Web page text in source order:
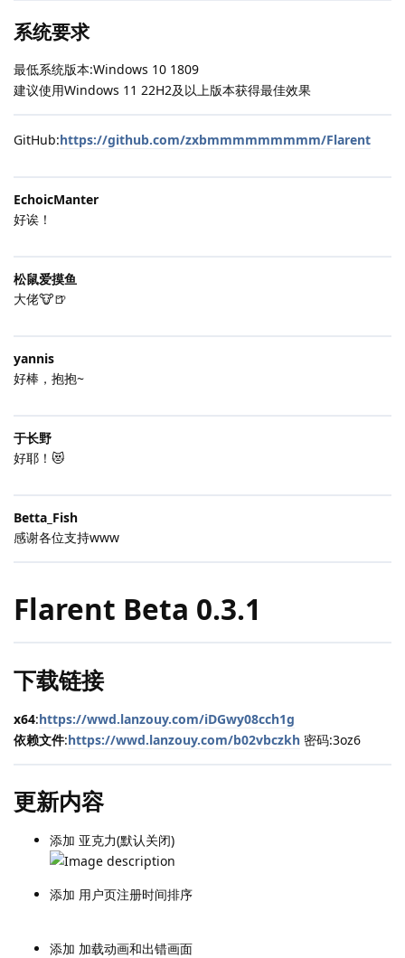
系统要求
最低系统版本:Windows 10 1809
建议使用Windows 11 22H2及以上版本获得最佳效果
GitHub:https://github.com/zxbmmmmmmmmm/Flarent
EchoicManter
好诶！
松鼠爱摸鱼
大佬🐮🍺
yannis
好棒，抱抱~
于长野
好耶！😻
Betta_Fish
感谢各位支持www
Flarent Beta 0.3.1
下载链接
x64:https://wwd.lanzouy.com/iDGwy08cch1g
依赖文件:https://wwd.lanzouy.com/b02vbczkh 密码:3oz6
更新内容
添加 亚克力(默认关闭)
添加 用户页注册时间排序
添加 加载动画和出错画面